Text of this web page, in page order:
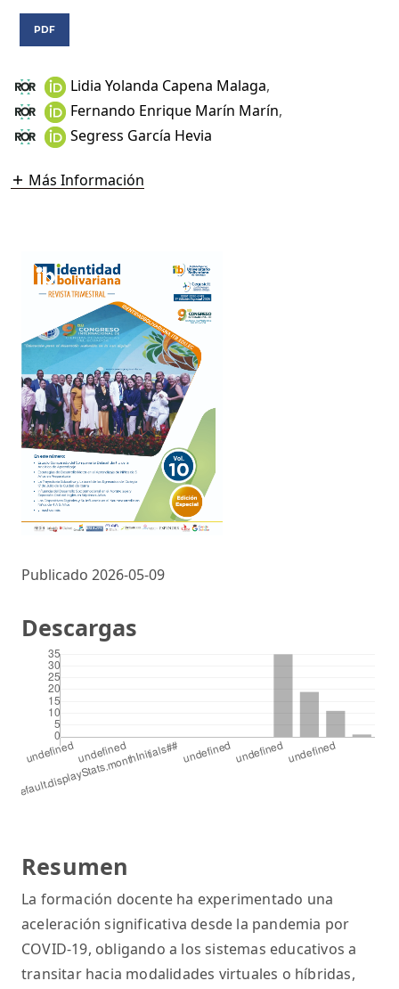
PDF
Lidia Yolanda Capena Malaga,
Fernando Enrique Marín Marín,
Segress García Hevia
Más Información
Publicado 2026-05-09
Resumen
La formación docente ha experimentado una
aceleración significativa desde la pandemia por
COVID‑19, obligando a los sistemas educativos a
transitar hacia modalidades virtuales o híbridas,
Descargas